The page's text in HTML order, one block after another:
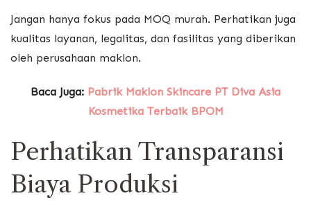
Jangan hanya fokus pada MOQ murah. Perhatikan juga
kualitas layanan, legalitas, dan fasilitas yang diberikan
oleh perusahaan maklon.
Baca Juga: Pabrik Maklon Skincare PT Diva Asia
Kosmetika Terbaik BPOM
Perhatikan Transparansi
Biaya Produksi